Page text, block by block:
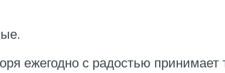
ежегодно с радостью принимает